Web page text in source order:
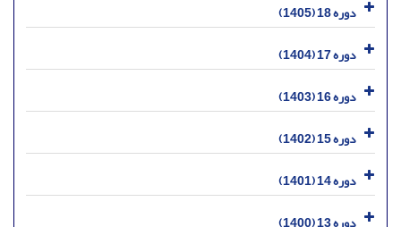
دوره 18 (1405)
دوره 17 (1404)
دوره 16 (1403)
دوره 15 (1402)
دوره 14 (1401)